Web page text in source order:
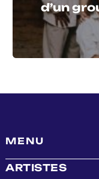
d’un
MENU
ARTISTES